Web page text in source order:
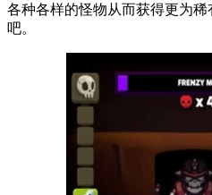
各种各样的怪物从而获得更为
吧。